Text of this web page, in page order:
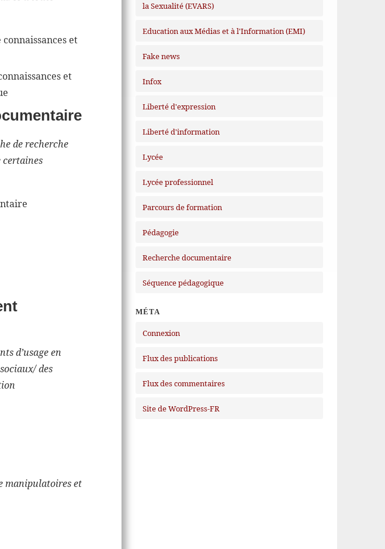
et
et
de recherche
certaines
d’usage en
des
manipulatoires et
la Sexualité (EVARS)
Education aux Médias et à l'Information (EMI)
Fake news
Infox
Liberté d'expression
Liberté d'information
Lycée
Lycée professionnel
Parcours de formation
Pédagogie
Recherche documentaire
Séquence pédagogique
MÉTA
Connexion
Flux des publications
Flux des commentaires
Site de WordPress-FR